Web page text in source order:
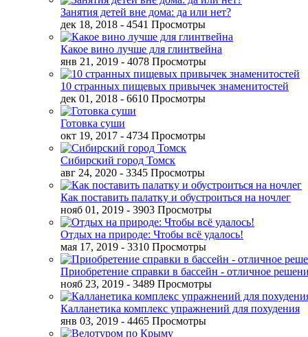
Занятия детей вне дома: да или нет?
дек 18, 2018 - 4541 Просмотры
Какое вино лучше для глинтвейна
янв 21, 2019 - 4078 Просмотры
10 странных пищевых привычек знаменитостей
дек 01, 2018 - 6610 Просмотры
Готовка суши
окт 19, 2017 - 4734 Просмотры
Сибирский город Томск
авг 24, 2020 - 3345 Просмотры
Как поставить палатку и обустроиться на ночлег
нояб 01, 2019 - 3903 Просмотры
Отдых на природе: Чтобы всё удалось!
мая 17, 2019 - 3310 Просмотры
Приобретение справки в бассейн - отличное
нояб 23, 2019 - 3489 Просмотры
Калланетика комплекс упражнений для похудения
янв 03, 2019 - 4465 Просмотры